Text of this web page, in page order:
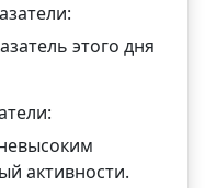
этого дня
активности.